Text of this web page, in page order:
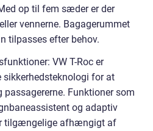
op til fem sæder er der
vennerne. Bagagerummet
tilpasses efter behov.
VW T-Roc er
sikkerhedsteknologi for at
passagererne. Funktioner som
og adaptiv
tilgængelige afhængigt af